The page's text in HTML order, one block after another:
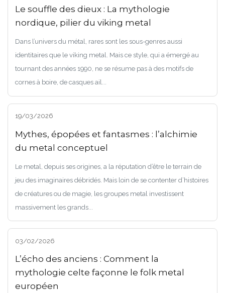
Le souffle des dieux : La mythologie
nordique, pilier du viking metal
Dans l’univers du métal, rares sont les sous-genres aussi
identitaires que le viking metal. Mais ce style, qui a émergé au
tournant des années 1990, ne se résume pas à des motifs de
cornes à boire, de casques ail...
19/03/2026
Mythes, épopées et fantasmes : l’alchimie
du metal conceptuel
Le metal, depuis ses origines, a la réputation d’être le terrain de
jeu des imaginaires débridés. Mais loin de se contenter d’histoires
de créatures ou de magie, les groupes metal investissent
massivement les grands...
03/02/2026
L’écho des anciens : Comment la
mythologie celte façonne le folk metal
européen